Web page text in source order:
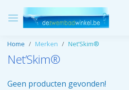
Home Merken Net’Skim®
Net’Skim®
Geen producten gevonden!